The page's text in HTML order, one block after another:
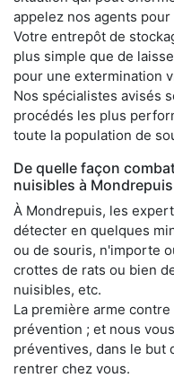
appelez nos agents
Votre entrepôt de
plus simple que de
pour une extermination
Nos spécialistes avisés
procédés les plus
toute la population de
De quelle façon
nuisibles à
À Mondrepuis, les
détecter en quelques
ou de souris, n'importe
crottes de rats ou bien
nuisibles, etc.
La première arme
prévention ; et nous
préventives, dans le but
rentrer chez vous.